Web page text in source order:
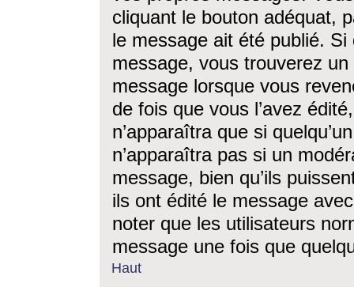
cliquant le bouton adéquat,
le message ait été publié. Si
message, vous trouverez
message lorsque vous
de fois que vous l’avez
n’apparaîtra que si
n’apparaîtra pas si un
message, bien qu’ils
ils ont édité le message
noter que les utilisateurs
message une fois que
Haut